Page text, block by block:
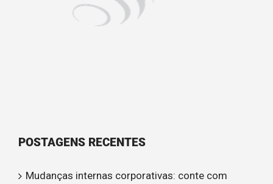
POSTAGENS RECENTES
Mudanças internas corporativas: conte com